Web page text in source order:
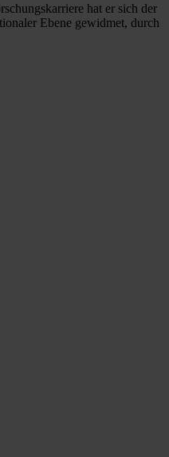
hat er sich der
Ebene gewidmet, durch